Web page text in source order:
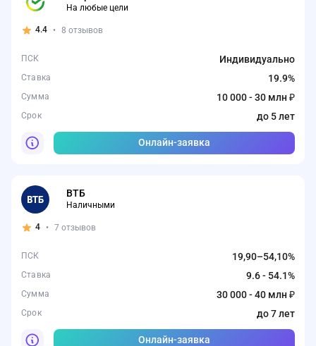
На любые цели
4.4 • 8 отзывов
ПСК Индивидуально
Ставка 19.9%
Сумма 10 000 - 30 млн ₽
Срок до 5 лет
Онлайн-заявка
ВТБ
Наличными
4 • 7 отзывов
ПСК 19,90–54,10%
Ставка 9.6 - 54.1%
Сумма 30 000 - 40 млн ₽
Срок до 7 лет
Онлайн-заявка